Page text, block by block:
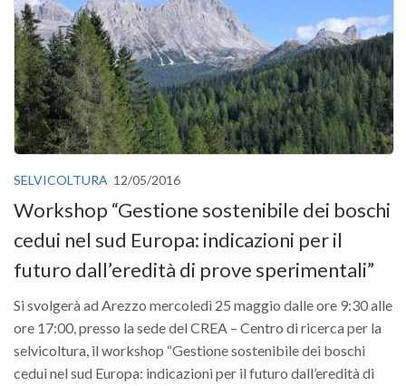
Versamento Quote di Iscrizione
Gruppi di Lavoro
Lista dei Gruppi di Lavoro SISEF
GdL Inquinamento e Foreste
GdL Terpeni in Ecologia
GdL Pianificazione Forestale
GdL Geomatica Forestale
GdL Filiera del legno
SELVICOLTURA 12/05/2016
Workshop “Gestione sostenibile dei boschi
cedui nel sud Europa: indicazioni per il
futuro dall’eredità di prove sperimentali”
Si svolgerà ad Arezzo mercoledì 25 maggio dalle ore 9:30 alle
ore 17:00, presso la sede del CREA – Centro di ricerca per la
selvicoltura, il workshop “Gestione sostenibile dei boschi
cedui nel sud Europa: indicazioni per il futuro dall’eredità di